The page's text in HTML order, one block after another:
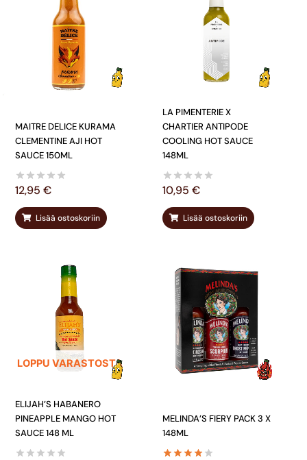
MAITRE DELICE KURAMA
CLEMENTINE AJI HOT
SAUCE 150ML
12,95 €
Lisää ostoskoriin
LA PIMENTERIE X
CHARTIER ANTIPODE
COOLING HOT SAUCE
148ML
10,95 €
Lisää ostoskoriin
LOPPU VARASTOSTA
ELIJAH’S HABANERO
PINEAPPLE MANGO HOT
SAUCE 148 ML
MELINDA’S FIERY PACK 3 X
148ML